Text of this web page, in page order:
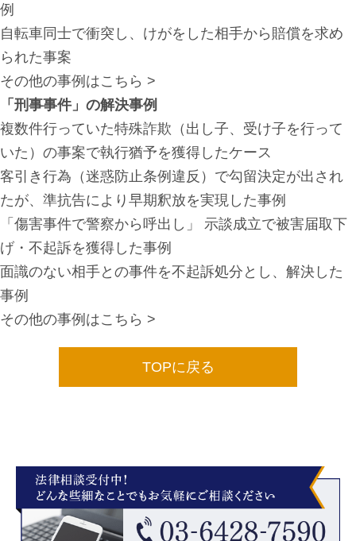
例
自転車同士で衝突し、けがをした相手から賠償を求め
られた事案
その他の事例はこちら >
「刑事事件」の解決事例
複数件行っていた特殊詐欺（出し子、受け子を行って
いた）の事案で執行猶予を獲得したケース
客引き行為（迷惑防止条例違反）で勾留決定が出され
たが、準抗告により早期釈放を実現した事例
「傷害事件で警察から呼出し」 示談成立で被害届取下
げ・不起訴を獲得した事例
面識のない相手との事件を不起訴処分とし、解決した
事例
その他の事例はこちら >
TOPに戻る